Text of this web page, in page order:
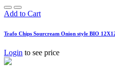
Add to Cart
Trafo Chips Sourcream Onion style BIO
Login to see price